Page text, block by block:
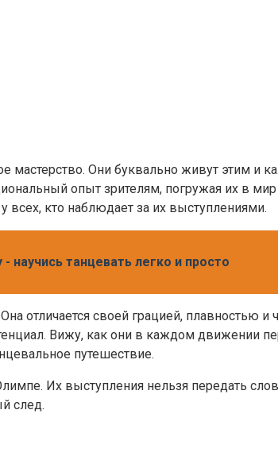
мастерство. Они буквально живут этим и
опыт зрителям, погружая их в мир
всех, кто наблюдает за их выступлениями.
научись танцевать легко и просто
отличается своей грацией, плавностью
Вижу, как они в каждом движении
путешествие.
Их выступления нельзя передать
след.